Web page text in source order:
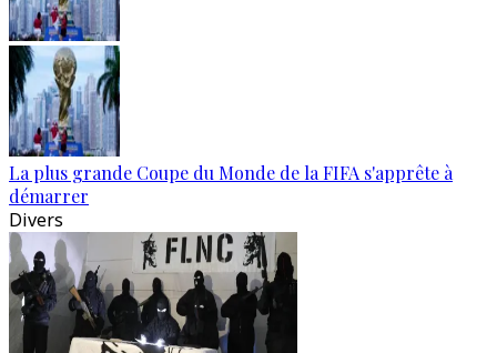
La plus grande Coupe du Monde de la FIFA s'apprête à
démarrer
Divers